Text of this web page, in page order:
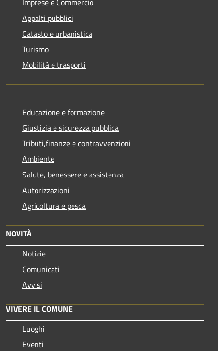
Imprese e Commercio
Appalti pubblici
Catasto e urbanistica
Turismo
Mobilità e trasporti
Educazione e formazione
Giustizia e sicurezza pubblica
Tributi,finanze e contravvenzioni
Ambiente
Salute, benessere e assistenza
Autorizzazioni
Agricoltura e pesca
NOVITÀ
Notizie
Comunicati
Avvisi
VIVERE IL COMUNE
Luoghi
Eventi